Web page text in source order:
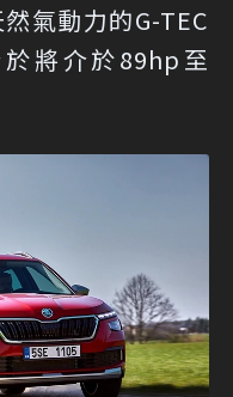
氣動力的G-TEC
將介於89hp至